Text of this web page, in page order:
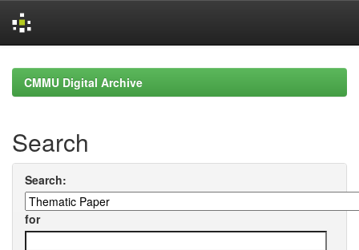
navigationCMMU Digital Archive
Search
Search:
for